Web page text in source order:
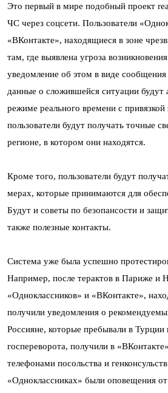
Это первый в мире подобный проект
ЧС через соцсети. Пользователи
«ВКонтакте», находящиеся в зоне
там, где выявлена угроза
уведомление об этом в виде
данные о сложившейся ситуации будут
режиме реального времени с привязкой
пользователи будут получать точные
регионе, в котором они находятся.
Кроме того, пользователи будут
мерах, которые принимаются для
Будут и советы по безопансости и
также полезные контакты.
Система уже была успешно
Например, после терактов в Париже и
«Одноклассников» и «ВКонтакте»,
получили уведомления о
Россияне, которые пребывали в
госпереворота, получили в
телефонами посольства и
«Одноклассниках» были оповещения